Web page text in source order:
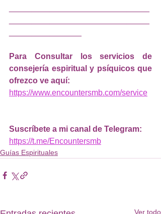
Para Consultar los servicios de
consejería espiritual y psíquicos que
ofrezco ve aquí:
https://www.encountersmb.com/service
Suscríbete a mi canal de Telegram:
https://t.me/Encountersmb
Guías Espirituales
Ver todo